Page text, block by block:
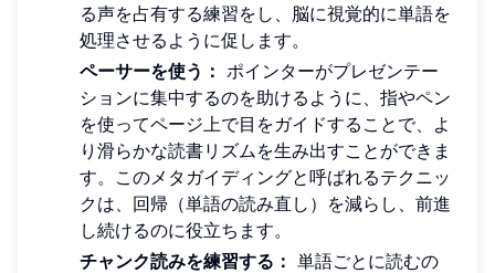
る声を占有する練習をし、脳に視覚的に単語を
処理させるように促します。
ペーサーを使う： ポインターがプレゼンテー
ションに集中するのを助けるように、指やペン
を使ってページ上で目をガイドすることで、よ
り滑らかな読書リズムを生み出すことができま
す。このメタガイディングと呼ばれるテクニッ
クは、回帰（単語の読み直し）を減らし、前進
し続けるのに役立ちます。
チャンク読みを練習する： 単語ごとに読むの